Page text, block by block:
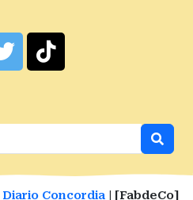
Diario Concordia | [FabdeCo]